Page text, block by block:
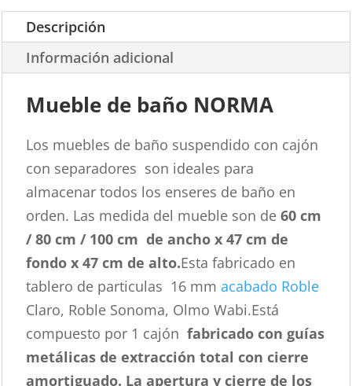
Descripción
Información adicional
Mueble de baño NORMA
Los muebles de baño suspendido con cajón
con separadores son ideales para
almacenar todos los enseres de baño en
orden. Las medida del mueble son de 60 cm
/ 80 cm / 100 cm de ancho x 47 cm de
fondo x 47 cm de alto.Esta fabricado en
tablero de particulas 16 mmacabado Roble
Claro, Roble Sonoma, Olmo Wabi.Está
compuesto por 1 cajónfabricado con guías
metálicas de extracción total con cierre
amortiguado. La apertura y cierre de los